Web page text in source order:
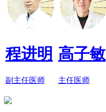
程进明
副主任医师
高子敏
主任医师